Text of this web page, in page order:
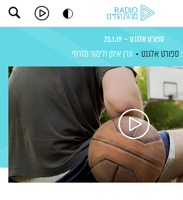
ספורט אלגנט – 23.1.19
ספורט אלגנט ערן איתן ולימור מזרחי